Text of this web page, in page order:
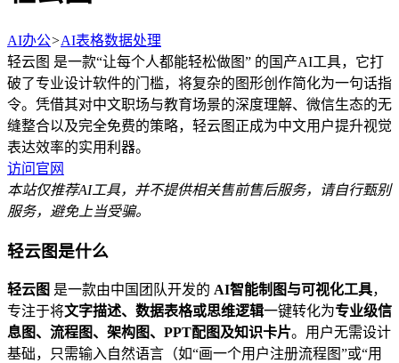
AI办公>AI表格数据处理
轻云图 是一款“让每个人都能轻松做图” 的国产AI工具，它打
破了专业设计软件的门槛，将复杂的图形创作简化为一句话指
令。凭借其对中文职场与教育场景的深度理解、微信生态的无
缝整合以及完全免费的策略，轻云图正成为中文用户提升视觉
表达效率的实用利器。
访问官网
本站仅推荐AI工具，并不提供相关售前售后服务，请自行甄别
服务，避免上当受骗。
轻云图是什么
轻云图 是一款由中国团队开发的 AI智能制图与可视化工具，
专注于将文字描述、数据表格或思维逻辑一键转化为专业级信
息图、流程图、架构图、PPT配图及知识卡片。用户无需设计
基础，只需输入自然语言（如“画一个用户注册流程图”或“用